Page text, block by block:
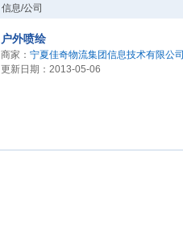
信息/公司
户外喷绘
商家： 宁夏佳奇物流集团信息技术有限公司
更新日期：2013-05-06